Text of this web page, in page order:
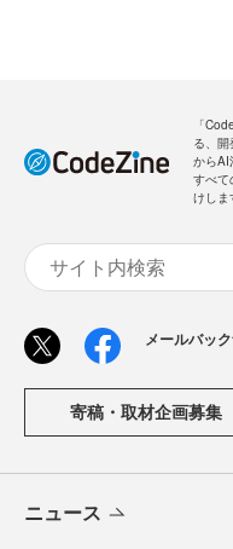
「
る、
からAI
すべて
けしま
メールバッ
寄稿・取材企画募集
ニュース